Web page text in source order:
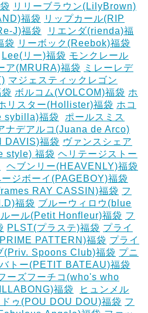
リリーブラウン(LilyBrown)
福袋 リップカール(RIP
J)福袋
リエンダ(rienda)福
袋 リーボック(Reebok)福袋
Lee(リー)福袋 モンクレール
ア(MRURA)福袋
ミレーレデ
マジェスティックレゴン
ボルコム(VOLCOM)福袋 ホ
リスター(Hollister)福袋 ホコ
sybilla)福袋
ポールスミス
ナデアルコ(Juana de Arco)
DAVIS)福袋 ヴァンスシェア
style) 福袋 ヘリテージストー
ヘブンリー(HEAVENLY)福袋
ージボーイ(PAGEBOY)福袋
RAY CASSIN)福袋 フ
福袋 ブルーウィロウ(blue
ール(Petit Honfleur)福袋 フ
PLST(プラステ)福袋 プライ
PATTERN)福袋 プライ
(Priv. Spoons Club)福袋 プニ
トー(PETIT BATEAU)福袋
ーズフーチコ(who's who
福袋
ヒュンメル
ゥ(POU DOU DOU)福袋 フ